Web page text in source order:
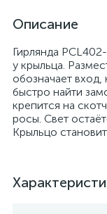
Описание
Гирлянда
у крыльца.
обозначает
быстро найти
крепится на
росы. Свет
Крыльцо